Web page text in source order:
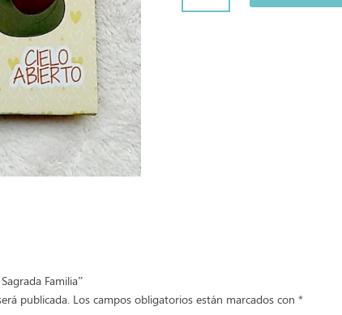
la
Familia”
publicada. Los campos obligatorios están marcados con *